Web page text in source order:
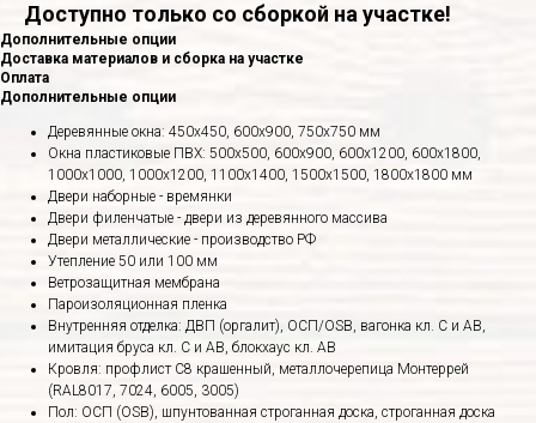
Доступно только со сборкой на участке!
Дополнительные опции
Доставка материалов и сборка на участке
Оплата
Дополнительные опции
Деревянные окна: 450х450, 600х900, 750х750 мм
Окна пластиковые ПВХ: 500х500, 600х900, 600х1200, 600х1800,
1000х1000, 1000х1200, 1100х1400, 1500х1500, 1800х1800 мм
Двери наборные - времянки
Двери филенчатые - двери из деревянного массива
Двери металлические - производство РФ
Утепление 50 или 100 мм
Ветрозащитная мембрана
Пароизоляционная пленка
Внутренняя отделка: ДВП (оргалит), ОСП/OSB, вагонка кл. С и АВ,
имитация бруса кл. С и АВ, блокхаус кл. АВ
Кровля: профлист С8 крашенный, металлочерепица Монтеррей
(RAL8017, 7024, 6005, 3005)
Пол: ОСП (OSB), шпунтованная строганная доска, строганная доска